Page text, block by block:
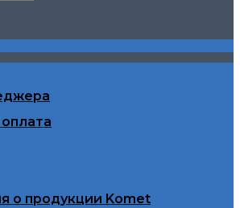
о продукции Komet